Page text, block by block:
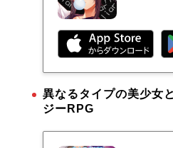
異なるタイプの美少女
ジーRPG